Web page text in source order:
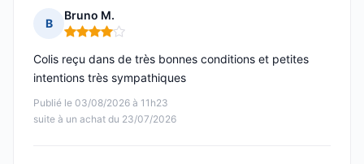
B
Bruno M.
Note : 4 sur 5
Publié le 03/08/2026 à 11h23
suite à un achat du 23/07/2026
Colis reçu dans de très bonnes conditions et petites
intentions très sympathiques